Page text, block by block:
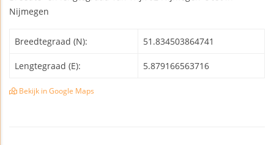
Nijmegen
Breedtegraad (N): 51.834503864741
Lengtegraad (E): 5.879166563716
Bekijk in Google Maps